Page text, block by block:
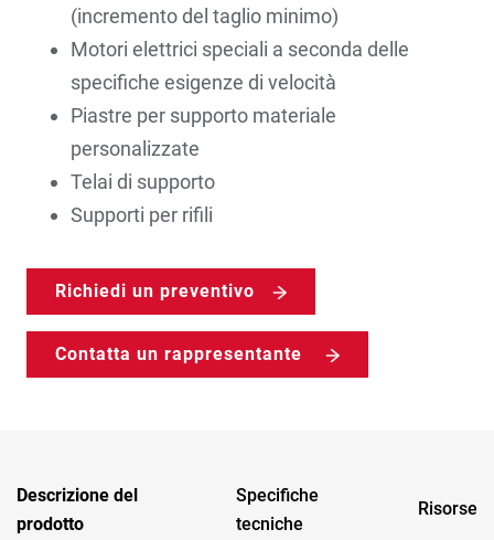
(incremento del taglio minimo)
Motori elettrici speciali a seconda delle
specifiche esigenze di velocità
Piastre per supporto materiale
personalizzate
Telai di supporto
Supporti per rifili
Richiedi un preventivo
Contatta un rappresentante
Descrizione del
prodotto
Specifiche
tecniche
Risorse